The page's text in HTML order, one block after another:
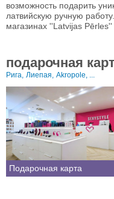
возможность подарить
латвийскую ручную
магазинах ''Latvijas Pērles''
подарочная
Рига, Лиепая, Akropole, ...
Подарочная карта